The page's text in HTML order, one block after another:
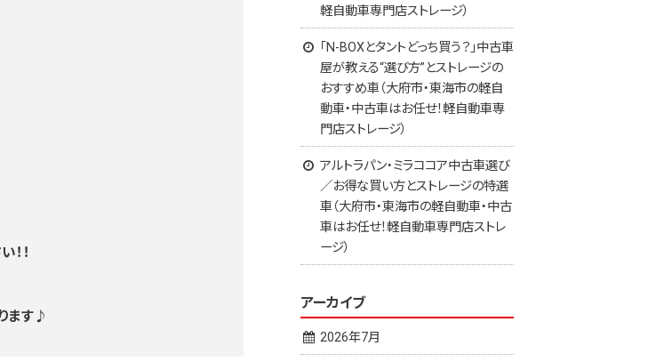
！！
ます♪
軽自動車専門店ストレージ）
「N-BOXとタントどっち買う？」中古車
屋が教える“選び方”とストレージの
おすすめ車（大府市・東海市の軽自
動車・中古車はお任せ！軽自動車専
門店ストレージ）
アルトラパン・ミラココア中古車選び
／お得な買い方とストレージの特選
車（大府市・東海市の軽自動車・中古
車はお任せ！軽自動車専門店ストレ
ージ）
アーカイブ
2026年7月